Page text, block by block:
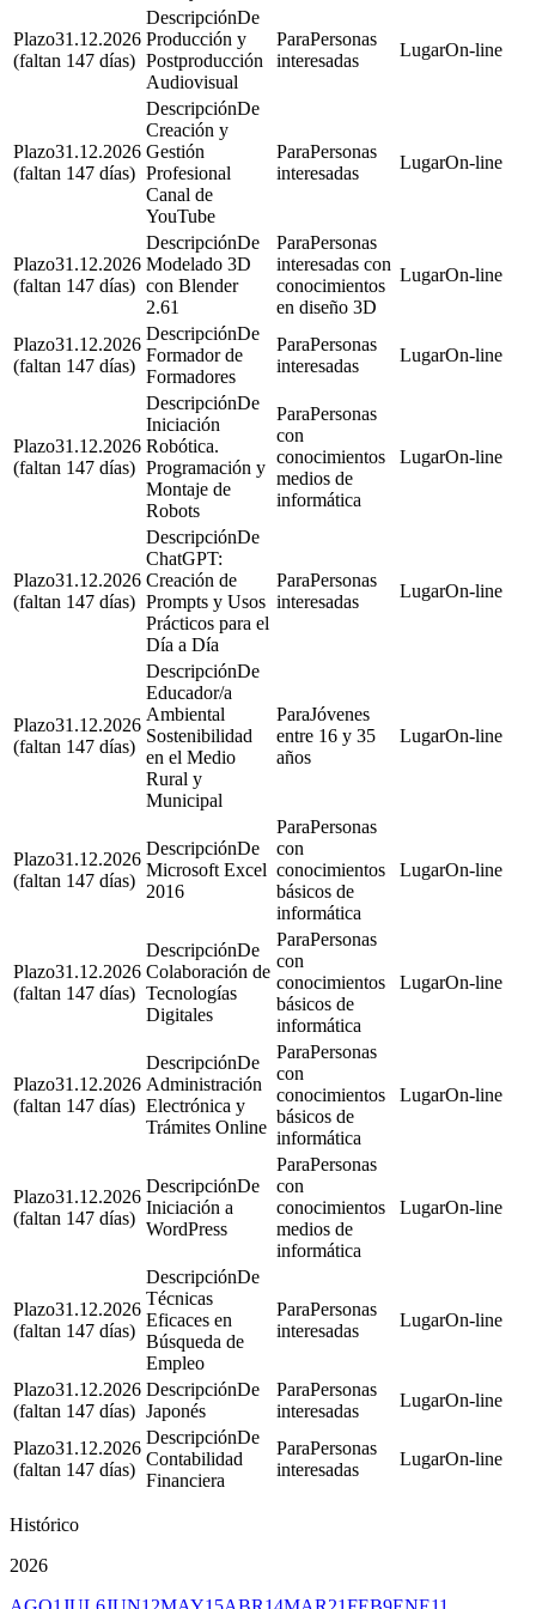
31.12.2026
(faltan 147 días)
De
Producción y
Postproducción
Audiovisual
Personas
interesadas
On-line
31.12.2026
(faltan 147 días)
De
Creación y
Gestión
Profesional
Canal de
YouTube
Personas
interesadas
On-line
31.12.2026
(faltan 147 días)
De
Modelado 3D
con Blender
2.61
Personas
interesadas con
conocimientos
en diseño 3D
On-line
31.12.2026
(faltan 147 días)
De
Formador de
Formadores
Personas
interesadas
On-line
31.12.2026
(faltan 147 días)
De
Iniciación
Robótica.
Programación y
Montaje de
Robots
Personas
con
conocimientos
medios de
informática
On-line
31.12.2026
(faltan 147 días)
De
ChatGPT:
Creación de
Prompts y Usos
Prácticos para el
Día a Día
Personas
interesadas
On-line
31.12.2026
(faltan 147 días)
De
Educador/a
Ambiental
Sostenibilidad
en el Medio
Rural y
Municipal
Jóvenes
entre 16 y 35
años
On-line
31.12.2026
(faltan 147 días)
De
Microsoft Excel
2016
Personas
con
conocimientos
básicos de
informática
On-line
31.12.2026
(faltan 147 días)
De
Colaboración de
Tecnologías
Digitales
Personas
con
conocimientos
básicos de
informática
On-line
31.12.2026
(faltan 147 días)
De
Administración
Electrónica y
Trámites Online
Personas
con
conocimientos
básicos de
informática
On-line
31.12.2026
(faltan 147 días)
De
Iniciación a
WordPress
Personas
con
conocimientos
medios de
informática
On-line
31.12.2026
(faltan 147 días)
De
Técnicas
Eficaces en
Búsqueda de
Empleo
Personas
interesadas
On-line
31.12.2026
(faltan 147 días)
De
Japonés
Personas
interesadas
On-line
31.12.2026
(faltan 147 días)
De
Contabilidad
Financiera
Personas
interesadas
On-line
Histórico
2026